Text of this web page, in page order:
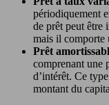
périodiquement
de prêt peut être
mais il comporte
Prêt
comprenant une
d’intérêt. Ce
montant du